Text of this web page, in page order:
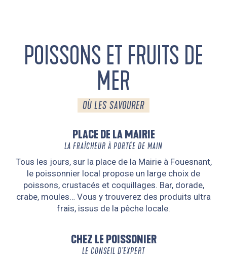
POISSONS ET FRUITS DE
MER
OÙ LES SAVOURER
PLACE DE LA MAIRIE
LA FRAÎCHEUR À PORTÉE DE MAIN
Tous les jours, sur la place de la Mairie à Fouesnant,
le poissonnier local propose un large choix de
poissons, crustacés et coquillages. Bar, dorade,
crabe, moules… Vous y trouverez des produits ultra
frais, issus de la pêche locale.
CHEZ LE POISSONIER
LE CONSEIL D’EXPERT